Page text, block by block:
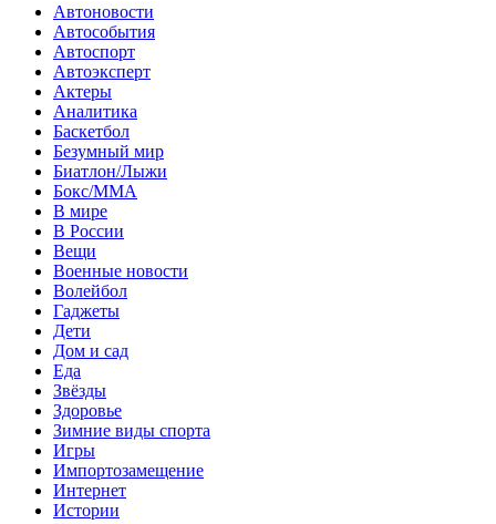
Автоновости
Автособытия
Автоспорт
Автоэксперт
Актеры
Аналитика
Баскетбол
Безумный мир
Биатлон/Лыжи
Бокс/MMA
В мире
В России
Вещи
Военные новости
Волейбол
Гаджеты
Дети
Дом и сад
Еда
Звёзды
Здоровье
Зимние виды спорта
Игры
Импортозамещение
Интернет
Истории